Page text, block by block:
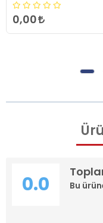
0,00
Bu
0.0